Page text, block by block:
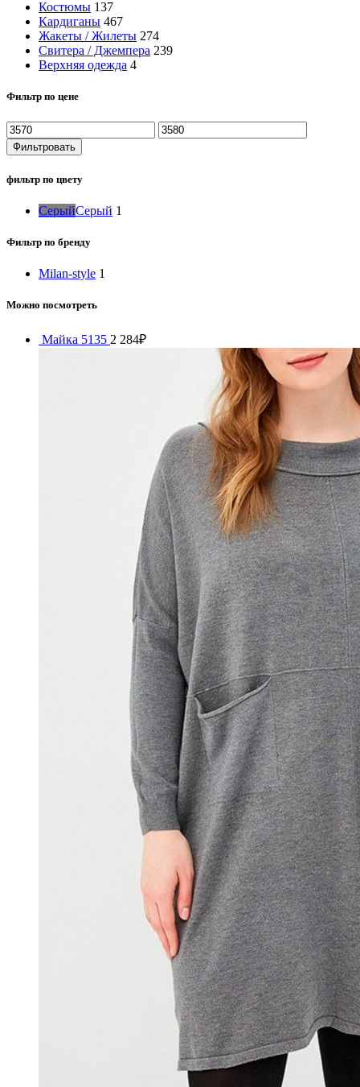
Костюмы 137
Кардиганы 467
Жакеты / Жилеты 274
Свитера / Джемпера 239
Верхняя одежда 4
Фильтр по цене
Фильтровать
фильтр по цвету
СерыйСерый 1
Фильтр по бренду
Milan-style 1
Можно посмотреть
Майка 5135 2 284₽